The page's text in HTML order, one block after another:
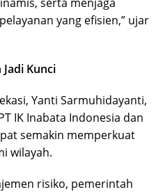
yang efisien,” ujar
Kunci
Yanti Sarmuhidayanti,
IK Inabata Indonesia dan
semakin memperkuat
wilayah.
risiko, pemerintah